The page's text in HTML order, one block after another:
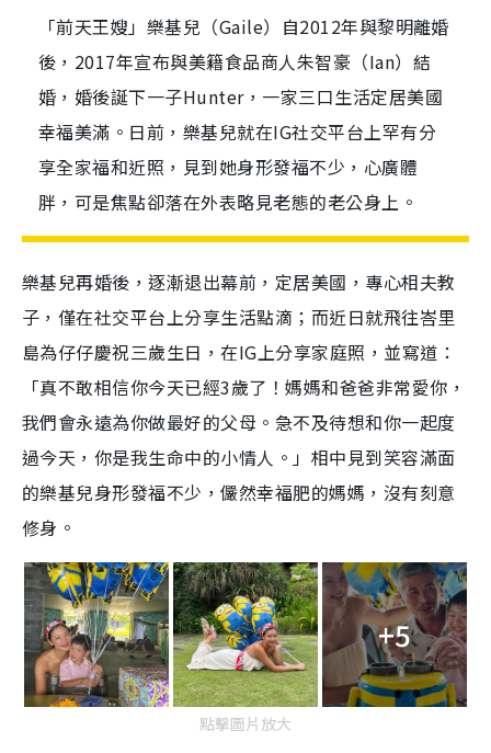
「前天王嫂」樂基兒（Gaile）自2012年與黎明離婚
後，2017年宣布與美籍食品商人朱智豪（Ian）結
婚，婚後誕下一子Hunter，一家三口生活定居美國
幸福美滿。日前，樂基兒就在IG社交平台上罕有分
享全家福和近照，見到她身形發福不少，心廣體
胖，可是焦點卻落在外表略見老態的老公身上。
樂基兒再婚後，逐漸退出幕前，定居美國，專心相夫教
子，僅在社交平台上分享生活點滴；而近日就飛往峇里
島為仔仔慶祝三歲生日，在IG上分享家庭照，並寫道：
「真不敢相信你今天已經3歲了！媽媽和爸爸非常愛你，
我們會永遠為你做最好的父母。急不及待想和你一起度
過今天，你是我生命中的小情人。」相中見到笑容滿面
的樂基兒身形發福不少，儼然幸福肥的媽媽，沒有刻意
修身。
+5
點擊圖片放大